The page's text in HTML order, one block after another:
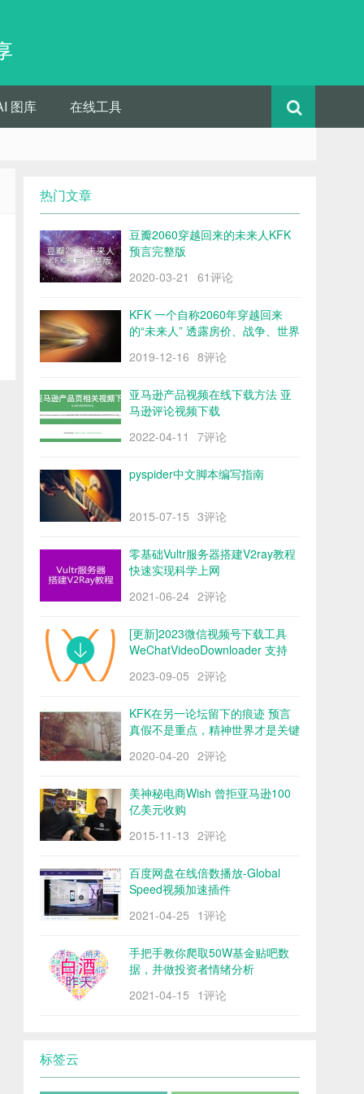
图库 在线工具
热门文章
豆瓣2060穿越回来的未来人KFK
预言完整版
2020-03-21
61评论
KFK 一个自称2060年穿越回来
的“未来人” 透露房价、战争、世界
2019-12-16 8评论
亚马逊产品视频在线下载方法 亚
马逊评论视频下载
2022-04-11
7评论
pyspider中文脚本编写指南
2015-07-15 3评论
零基础Vultr服务器搭建V2ray教程
快速实现科学上网
2021-06-24 2评论
[更新]2023微信视频号下载工具
WeChatVideoDownloader 支持
2023-09-05 2评论
KFK在另一论坛留下的痕迹 预言
真假不是重点，精神世界才是关键
2020-04-20 2评论
美神秘电商Wish 曾拒亚马逊100
亿美元收购
2015-11-13 2评论
百度网盘在线倍数播放-Global
Speed视频加速插件
2021-04-25 1评论
手把手教你爬取50W基金贴吧数
据，并做投资者情绪分析
2021-04-15 1评论
标签云